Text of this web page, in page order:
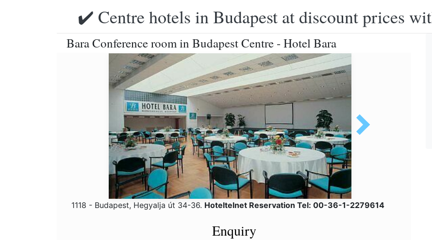
✔️ Centre hotels in Budapest at discount prices
Bara Conference room in Budapest Centre - Hotel Bara
1118 - Budapest, Hegyalja út 34-36. Hoteltelnet Reservation Tel: 00-36-1-2279614
Enquiry